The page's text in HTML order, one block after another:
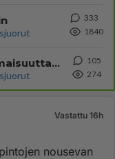
333
1840
Sofia alkanut myymään omaa omaisuuttaan.
105
274
Vastattu 16h
nousevan